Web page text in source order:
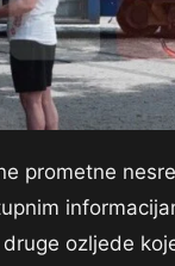
prometne
ozljede